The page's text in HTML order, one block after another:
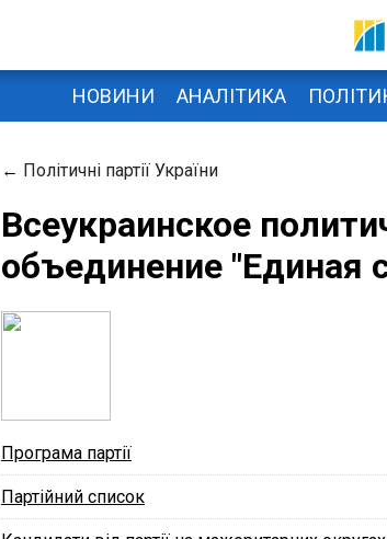
НОВИНИ АНАЛІТИКА
← Політичні партії України
Всеукраинское
объединение "Единая
Програма партії
Партійний список